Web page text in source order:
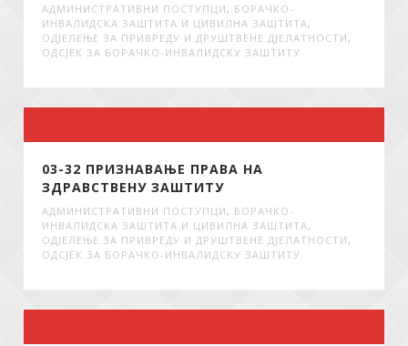
АДМИНИСТРАТИВНИ ПОСТУПЦИ , БОРАЧКО-
ИНВАЛИДСКА ЗАШТИТА И ЦИВИЛНА ЗАШТИТА ,
ОДЈЕЛЕЊЕ ЗА ПРИВРЕДУ И ДРУШТВЕНЕ ДЈЕЛАТНОСТИ ,
ОДСЈЕК ЗА БОРАЧКО-ИНВАЛИДСКУ ЗАШТИТУ
03-32 ПРИЗНАВАЊЕ ПРАВА НА
ЗДРАВСТВЕНУ ЗАШТИТУ
АДМИНИСТРАТИВНИ ПОСТУПЦИ , БОРАЧКО-
ИНВАЛИДСКА ЗАШТИТА И ЦИВИЛНА ЗАШТИТА ,
ОДЈЕЛЕЊЕ ЗА ПРИВРЕДУ И ДРУШТВЕНЕ ДЈЕЛАТНОСТИ ,
ОДСЈЕК ЗА БОРАЧКО-ИНВАЛИДСКУ ЗАШТИТУ